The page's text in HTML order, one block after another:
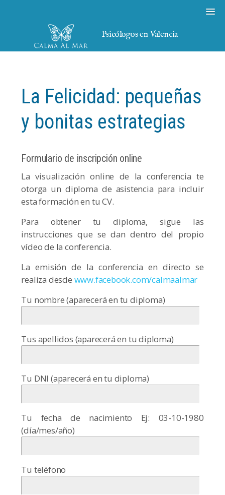
Psicólogos en Valencia
La Felicidad: pequeñas
y bonitas estrategias
Formulario de inscripción online
La visualización online de la conferencia te
otorga un diploma de asistencia para incluir
esta formación en tu CV.
Para obtener tu diploma, sigue las
instrucciones que se dan dentro del propio
vídeo de la conferencia.
La emisión de la conferencia en directo se
realiza desde www.facebook.com/calmaalmar
Tu nombre (aparecerá en tu diploma)
Tus apellidos (aparecerá en tu diploma)
Tu DNI (aparecerá en tu diploma)
Tu fecha de nacimiento Ej: 03-10-1980
(día/mes/año)
Tu teléfono